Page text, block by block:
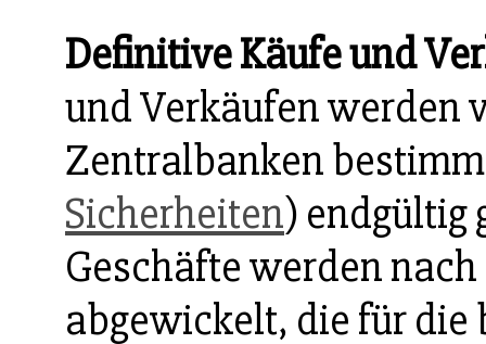
Definitive Käufe und
und Verkäufen werden
Zentralbanken
Sicherheiten) endgültig
Geschäfte werden
abgewickelt, die für die